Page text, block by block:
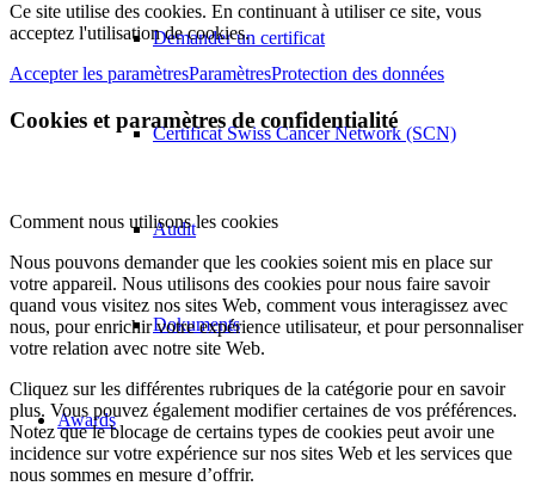
Demander un certificat
Certificat Swiss Cancer Network (SCN)
Audit
Dokuments
Awards
Ce site utilise des cookies. En continuant à utiliser ce site, vous
acceptez l'utilisation de cookies.
Accepter les paramètresParamètresProtection des données
Cookies et paramètres de confidentialité
Comment nous utilisons les cookies
Nous pouvons demander que les cookies soient mis en place sur
votre appareil. Nous utilisons des cookies pour nous faire savoir
quand vous visitez nos sites Web, comment vous interagissez avec
nous, pour enrichir votre expérience utilisateur, et pour personnaliser
votre relation avec notre site Web.
Cliquez sur les différentes rubriques de la catégorie pour en savoir
plus. Vous pouvez également modifier certaines de vos préférences.
Notez que le blocage de certains types de cookies peut avoir une
incidence sur votre expérience sur nos sites Web et les services que
nous sommes en mesure d’offrir.